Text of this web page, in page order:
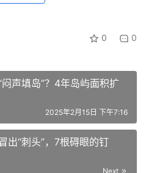
0 0
声填岛”？4年岛屿面积扩
2025年2月15日 下午7:16
出“刺头”，7根碍眼的钉
Next